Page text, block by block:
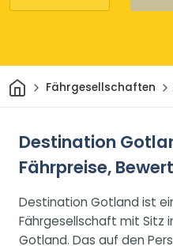
HeimFährgesellschaften
Destination
Fährpreise,
Destination Gotland ist
Fährgesellschaft mit Sitz
Gotland. Das auf den